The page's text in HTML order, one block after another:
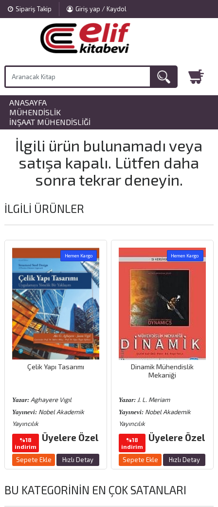
Sipariş Takip Giriş yap / Kaydol
ANASAYFA
MÜHENDISLIK
İNŞAAT MÜHENDISLIĞI
İlgili ürün bulunamadı veya
satışa kapalı. Lütfen daha
sonra tekrar deneyin.
İLGILI ÜRÜNLER
Hemen Kargo
Çelik Yapı Tasarımı
Yazar: Aghayere Vıgıl
Yayınevi: Nobel Akademik
Yayıncılık
%18
indirim
Üyelere Özel
Sepete Ekle Hızlı Detay
Hemen Kargo
Dinamik Mühendislik
Mekaniği
Yazar: J. L. Meriam
Yayınevi: Nobel Akademik
Yayıncılık
%18
indirim
Üyelere Özel
Sepete Ekle Hızlı Detay
BU KATEGORININ EN ÇOK SATANLARI